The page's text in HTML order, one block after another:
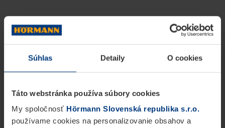
Súhlas Detaily O cookies
Táto webstránka používa súbory cookies
My spoločnosť Hörmann Slovenská republika s.r.o.
používame cookies na personalizovanie obsahov a